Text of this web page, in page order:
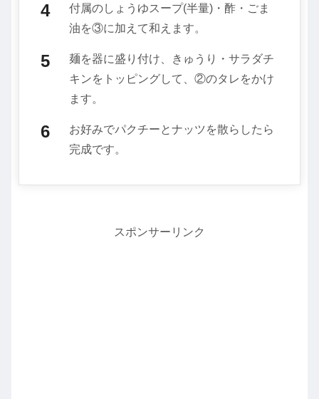
付属のしょうゆスープ(半量)・酢・ごま
油を③に加えて和えます。
麺を器に盛り付け、きゅうり・サラダチ
キンをトッピングして、②のタレをかけ
ます。
お好みでパクチーとナッツを散らしたら
完成です。
スポンサーリンク